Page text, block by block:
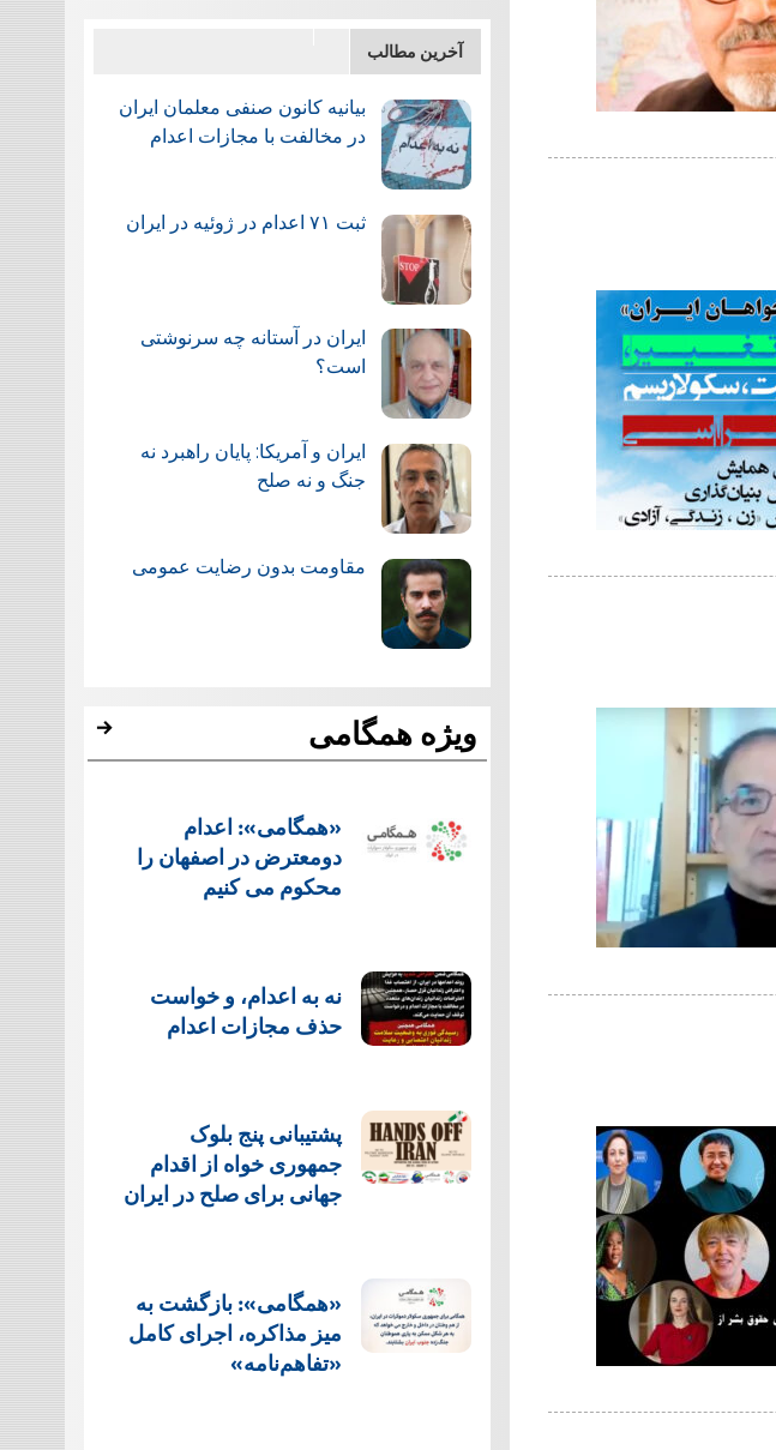
آخرین مطالب
بیانیه کانون صنفی معلمان ایران
در مخالفت با مجازات اعدام
ثبت ۷۱ اعدام در ژوئيه در ایران
ایران در آستانه چه سرنوشتی
است؟
ایران و آمریکا: پایان راهبرد نه
جنگ و نه صلح
مقاومت بدون رضایت عمومی
ویژه همگامی
«همگامی»: اعدام
دومعترض در اصفهان را
محکوم می کنیم
نه به اعدام، و خواست
حذف مجازات اعدام
پشتيبانی پنج بلوک
جمهوری خواه از اقدام
جهانی برای صلح در ایران
«همگامی»: بازگشت به
میز مذاکره، اجرای کامل
«تفاهم‌نامه»